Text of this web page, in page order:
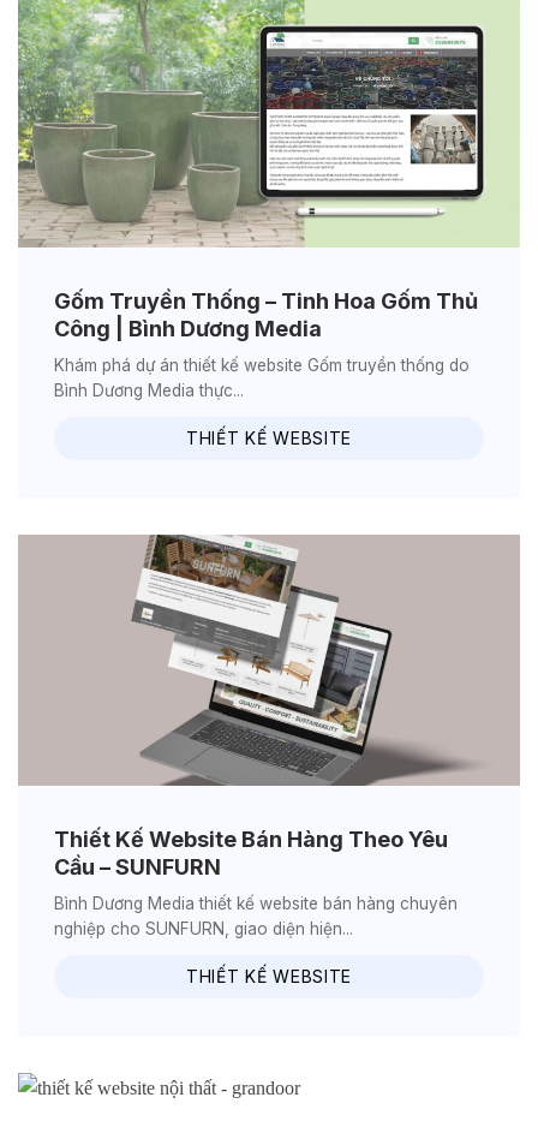
THIẾT KẾ WEBSITE
Gốm Truyền Thống – Tinh Hoa Gốm Thủ
Công | Bình Dương Media
Khám phá dự án thiết kế website Gốm truyền thống do
Bình Dương Media thực...
THIẾT KẾ WEBSITE
Thiết Kế Website Bán Hàng Theo Yêu
Cầu – SUNFURN
Bình Dương Media thiết kế website bán hàng chuyên
nghiệp cho SUNFURN, giao diện hiện...